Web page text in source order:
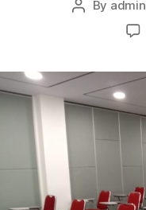
Post
By admin